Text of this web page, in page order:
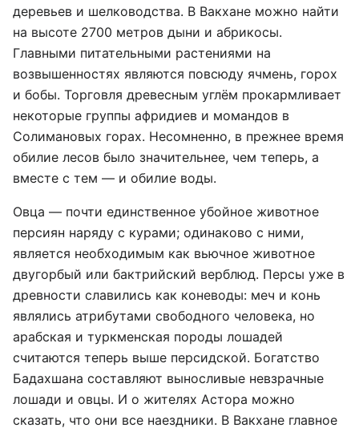
деревьев и шелководства. В Вакхане можно найти
на высоте 2700 метров дыни и абрикосы.
Главными питательными растениями на
возвышенностях являются повсюду ячмень, горох
и бобы. Торговля древесным углём прокармливает
некоторые группы афридиев и момандов в
Солимановых горах. Несомненно, в прежнее время
обилие лесов было значительнее, чем теперь, а
вместе с тем — и обилие воды.
Овца — почти единственное убойное животное
персиян наряду с курами; одинаково с ними,
является необходимым как вьючное животное
двугорбый или бактрийский верблюд. Персы уже в
древности славились как коневоды: меч и конь
являлись атрибутами свободного человека, но
арабская и туркменская породы лошадей
считаются теперь выше персидской. Богатство
Бадахшана составляют выносливые невзрачные
лошади и овцы. И о жителях Астора можно
сказать, что они все наездники. В Вакхане главное